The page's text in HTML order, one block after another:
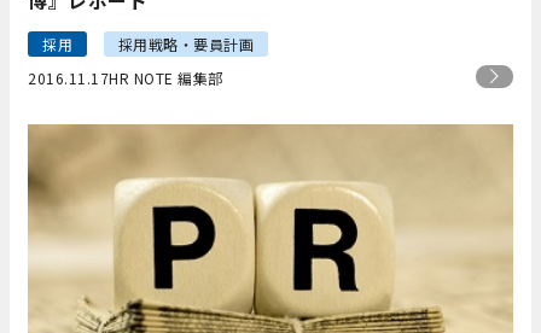
採用
採用戦略・要員計画
2016.11.17HR NOTE 編集部